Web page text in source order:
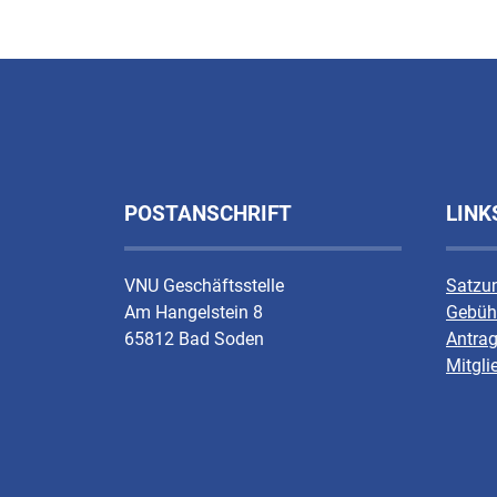
POSTANSCHRIFT
VNU Geschäftsstelle
Am Hangelstein 8
65812 Bad Soden